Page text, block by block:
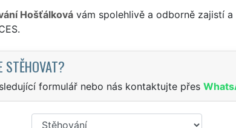
Hošťálkovávám spolehlivě a odborně zajistí
STĚHOVAT?
formulář nebo nás kontaktujte přes